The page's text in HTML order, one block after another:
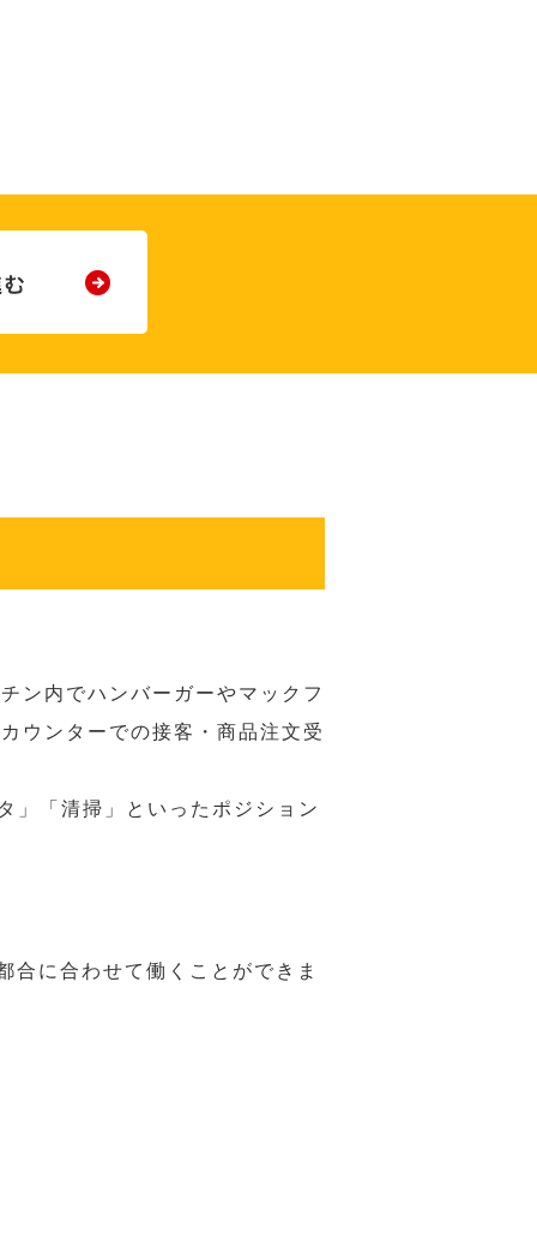
ン内でハンバーガーやマックフ
ウンターでの接客・商品注文受
」「清掃」といったポジション
合に合わせて働くことができま